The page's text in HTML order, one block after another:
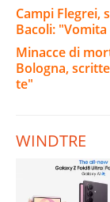
Campi Flegrei,
Bacoli:
Minacce di
Bologna,
te"
WINDTRE